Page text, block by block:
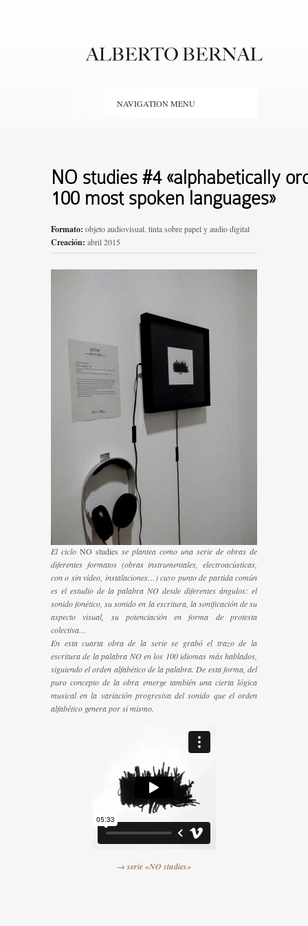
NAVIGATION MENU
NO studies #4 «alphabetically
100 most spoken languages»
Formato: objeto audiovisual. tinta sobre papel y audio digital
Creación: abril 2015
El ciclo NO studies se plantea como una serie de obras de
diferentes formatos (obras instrumentales, electroacústicas,
con o sin vídeo, instalaciones…) cuyo punto de partida común
es el estudio de la palabra NO desde diferentes ángulos: el
sonido fonético, su sonido en la escritura, la sonificación de su
aspecto visual, su potenciación en forma de protesta
colectiva…
En esta cuarta obra de la serie se grabó el trazo de la
escritura de la palabra NO en los 100 idiomas más hablados,
siguiendo el orden alfabético de la palabra. De esta forma, del
puro concepto de la obra emerge también una cierta lógica
musical en la variación progresiva del sonido que el orden
alfabético genera por sí mismo.
→ serie «NO studies»